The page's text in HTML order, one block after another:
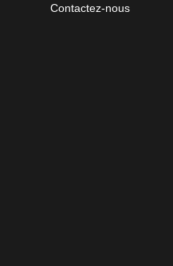
Contactez-nous